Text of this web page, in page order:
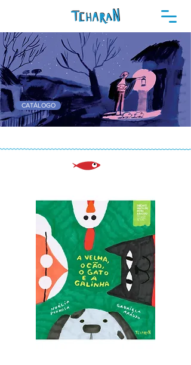
CATÁLOGO